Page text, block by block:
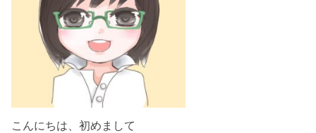
こんにちは、初めまして